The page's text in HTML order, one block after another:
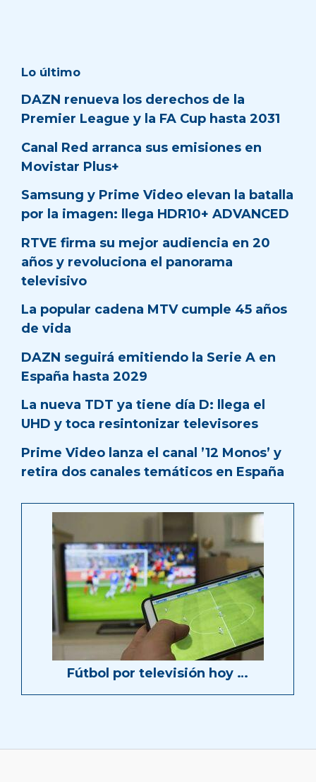
Lo último
DAZN renueva los derechos de la
Premier League y la FA Cup hasta 2031
Canal Red arranca sus emisiones en
Movistar Plus+
Samsung y Prime Video elevan la batalla
por la imagen: llega HDR10+ ADVANCED
RTVE firma su mejor audiencia en 20
años y revoluciona el panorama
televisivo
La popular cadena MTV cumple 45 años
de vida
DAZN seguirá emitiendo la Serie A en
España hasta 2029
La nueva TDT ya tiene día D: llega el
UHD y toca resintonizar televisores
Prime Video lanza el canal ’12 Monos’ y
retira dos canales temáticos en España
Fútbol por televisión hoy …